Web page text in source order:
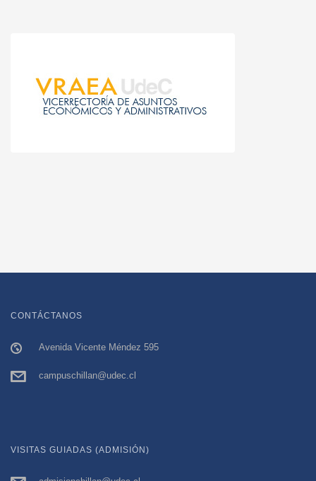
CONTÁCTANOS
Avenida Vicente Méndez 595
campuschillan@udec.cl
VISITAS GUIADAS (ADMISIÓN)